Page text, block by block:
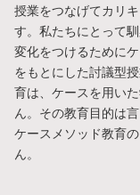
授業をつなげてカリ
す。私たちにとって
変化をつけるために
をもとにした討議型
育は、ケースを用い
ん。その教育目的は
ケースメソッド教育
ん。